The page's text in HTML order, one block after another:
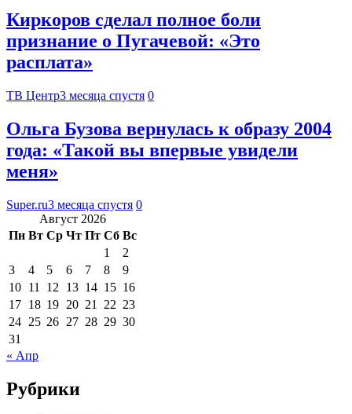
Киркоров сделал полное боли
признание о Пугачевой: «Это
расплата»
ТВ Центр3 месяца спустя 0
Ольга Бузова вернулась к образу 2004
года: «Такой вы впервые увидели
меня»
Super.ru3 месяца спустя 0
Август 2026
Пн Вт Ср Чт Пт Сб Вс
1
2
3
4 5 6 7 8
9
10 11 12 13 14 15 16
17 18 19 20 21 22 23
24 25 26 27 28 29 30
31
« Апр
Рубрики